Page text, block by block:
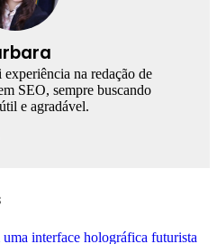
na redação de
SEO, sempre buscando
e agradável.